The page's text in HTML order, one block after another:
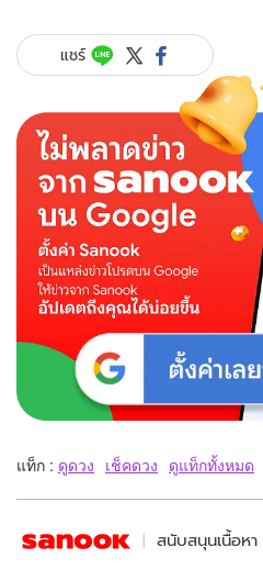
แชร์
แท็ก : ดูดวง เช็คดวง ดูแท็กทั้งหมด
สนับสนุนเนื้อหา